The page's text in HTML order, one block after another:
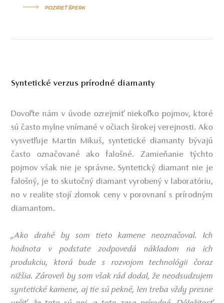
POZRIEŤ ŠPERK
Syntetické verzus prírodné diamanty
Dovoľte nám v úvode ozrejmiť niekoľko pojmov, ktoré
sú často mylne vnímané v očiach širokej verejnosti. Ako
vysvetľuje Martin Mikuš, syntetické diamanty bývajú
často označované ako falošné. Zamieňanie týchto
pojmov však nie je správne. Syntetický diamant nie je
falošný, je to skutočný diamant vyrobený v laboratóriu,
no v realite stojí zlomok ceny v porovnaní s prírodným
diamantom.
„Ako drahé by som tieto kamene neoznačoval. Ich
hodnota v podstate zodpovedá nákladom na ich
produkciu, ktorá bude s rozvojom technológii čoraz
nižšia. Zároveň by som však rád dodal, že neodsudzujem
syntetické kamene, aj tie sú pekné, len treba vždy presne